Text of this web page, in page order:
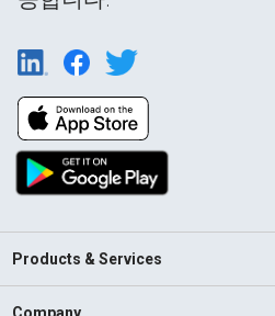
Products & Services